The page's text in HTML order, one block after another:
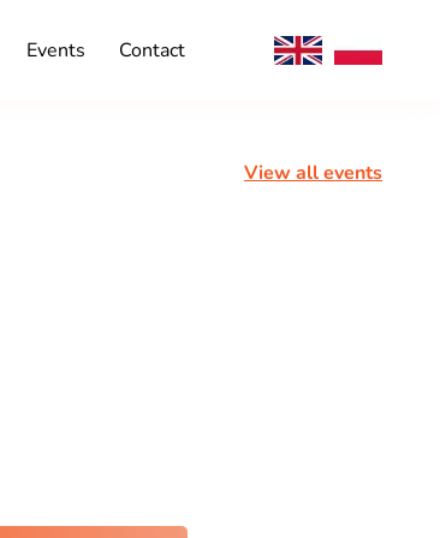
Events Contact
View all events